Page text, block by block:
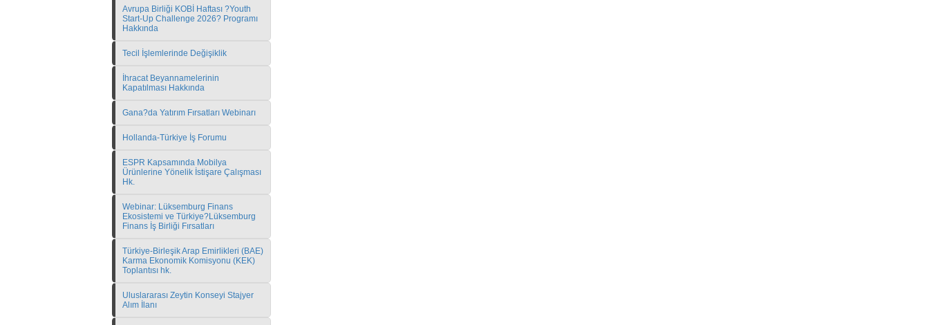
Avrupa Birliği KOBİ Haftası ?Youth
Start-Up Challenge 2026? Programı
Hakkında
Tecil İşlemlerinde Değişiklik
İhracat Beyannamelerinin
Kapatılması Hakkında
Gana?da Yatırım Fırsatları Webinarı
Hollanda-Türkiye İş Forumu
ESPR Kapsamında Mobilya
Ürünlerine Yönelik İstişare Çalışması
Hk.
Webinar: Lüksemburg Finans
Ekosistemi ve Türkiye?Lüksemburg
Finans İş Birliği Fırsatları
Türkiye-Birleşik Arap Emirlikleri (BAE)
Karma Ekonomik Komisyonu (KEK)
Toplantısı hk.
Uluslararası Zeytin Konseyi Stajyer
Alım İlanı